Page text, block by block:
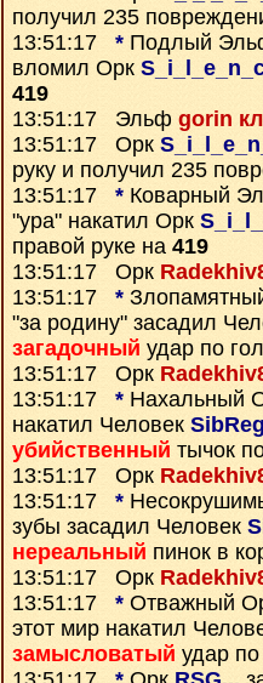
получил 235
13:51:17 * Подлый
вломил Орк
419
13:51:17 Эльф gorin
13:51:17 Орк
руку и получил 235
13:51:17 * Коварный
"ура" накатил Орк
правой руке на 419
13:51:17 Орк
13:51:17 *
"за родину" засадил
загадочный удар по
13:51:17 Орк
13:51:17 * Нахальный
накатил Человек
убийственный тычок
13:51:17 Орк
13:51:17 *
зубы засадил Человек
нереальный пинок в
13:51:17 Орк
13:51:17 * Отважный
этот мир накатил
замысловатый удар